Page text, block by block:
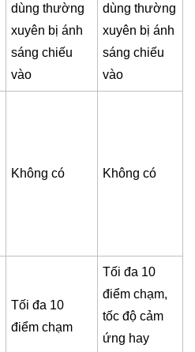
dùng thường
xuyên bị ánh
sáng chiếu
vào
dùng thường
xuyên bị ánh
sáng chiếu
vào
Không có Không có
Tối đa 10
điểm chạm
Tối đa 10
điểm chạm,
tốc độ cảm
ứng hay